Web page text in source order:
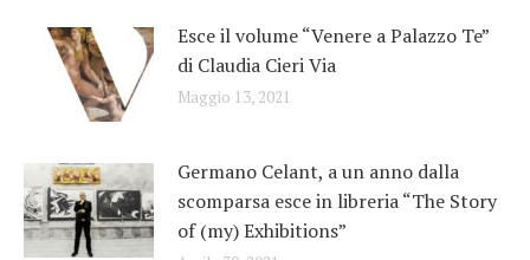
Esce il volume “Venere a Palazzo Te”
di Claudia Cieri Via
Maggio 13, 2021
Germano Celant, a un anno dalla
scomparsa esce in libreria “The Story
of (my) Exhibitions”